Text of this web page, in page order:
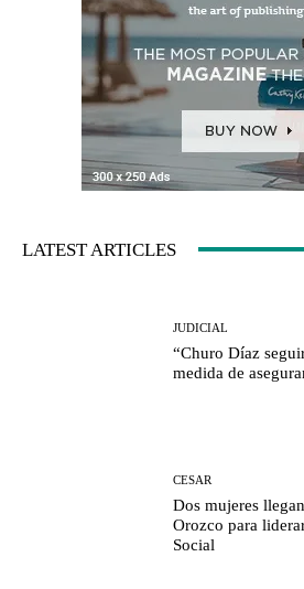
LATEST ARTICLES
JUDICIAL
“Churo Díaz
medida de
CESAR
Dos mujeres
Orozco para
Social